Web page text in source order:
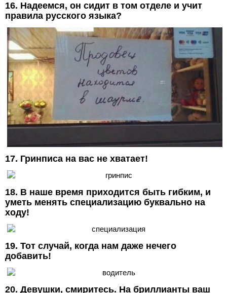
16. Надеемся, он сидит в том отделе и учит
правила русского языка?
17. Гринписа на вас не хватает!
18. В наше время приходится быть гибким, и
уметь менять специализацию буквально на
ходу!
19. Тот случай, когда нам даже нечего
добавить!
20. Девушки, смиритесь. На бриллианты ваш